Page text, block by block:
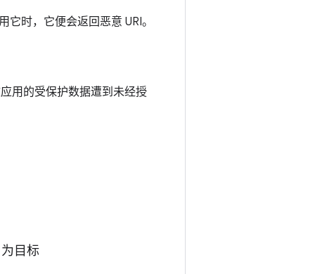
时，它便会返回恶意 URI。
用的受保护数据遭到未经授
目标